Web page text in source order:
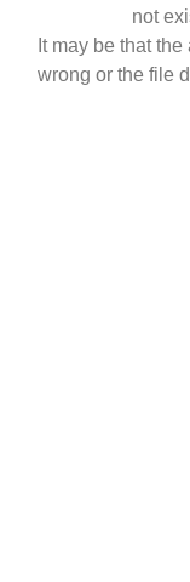
not
It may be that
wrong or the file